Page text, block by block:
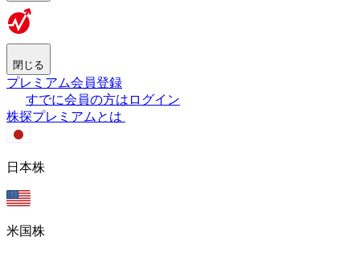
閉じる
プレミアム会員登録
すでに会員の方はログイン
株探プレミアムとは
日本株
米国株